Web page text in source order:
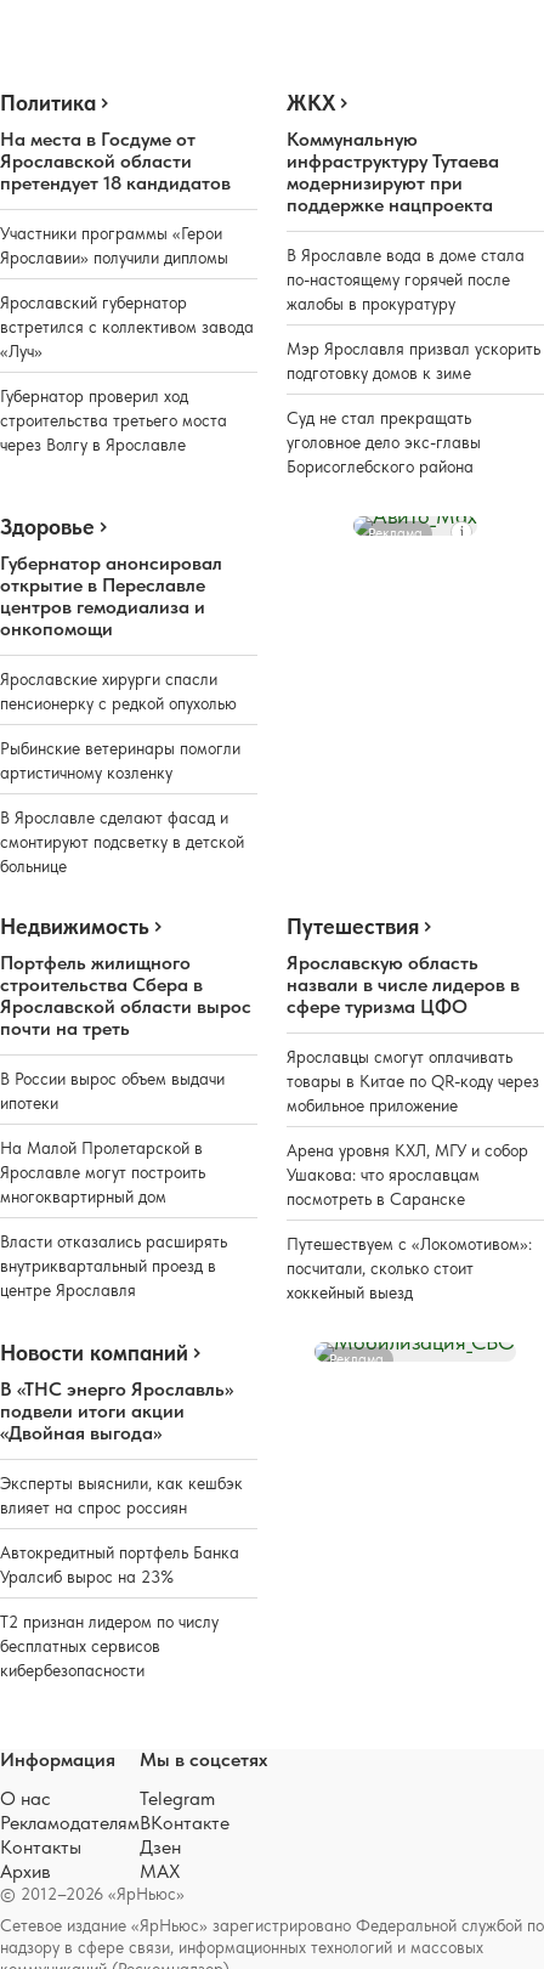
Политика
На места в Госдуме от
Ярославской области
претендует 18 кандидатов
Участники программы «Герои
Ярославии» получили дипломы
Ярославский губернатор
встретился с коллективом завода
«Луч»
Губернатор проверил ход
строительства третьего моста
через Волгу в Ярославле
ЖКХ
Коммунальную
инфраструктуру Тутаева
модернизируют при
поддержке нацпроекта
В Ярославле вода в доме стала
по-настоящему горячей после
жалобы в прокуратуру
Мэр Ярославля призвал ускорить
подготовку домов к зиме
Суд не стал прекращать
уголовное дело экс-главы
Борисоглебского района
Здоровье
Губернатор анонсировал
открытие в Переславле
центров гемодиализа и
онкопомощи
Ярославские хирурги спасли
пенсионерку с редкой опухолью
Рыбинские ветеринары помогли
артистичному козленку
В Ярославле сделают фасад и
смонтируют подсветку в детской
больнице
Реклама
Недвижимость
Портфель жилищного
строительства Сбера в
Ярославской области вырос
почти на треть
В России вырос объем выдачи
ипотеки
На Малой Пролетарской в
Ярославле могут построить
многоквартирный дом
Власти отказались расширять
внутриквартальный проезд в
центре Ярославля
Путешествия
Ярославскую область
назвали в числе лидеров в
сфере туризма ЦФО
Ярославцы смогут оплачивать
товары в Китае по QR-коду через
мобильное приложение
Арена уровня КХЛ, МГУ и собор
Ушакова: что ярославцам
посмотреть в Саранске
Путешествуем с «Локомотивом»:
посчитали, сколько стоит
хоккейный выезд
Новости компаний
В «ТНС энерго Ярославль»
подвели итоги акции
«Двойная выгода»
Эксперты выяснили, как кешбэк
влияет на спрос россиян
Автокредитный портфель Банка
Уралсиб вырос на 23%
Т2 признан лидером по числу
бесплатных сервисов
кибербезопасности
Реклама
© 2012–2026 «ЯрНьюс»
Сетевое издание «ЯрНьюс» зарегистрировано Федеральной службой по
надзору в сфере связи, информационных технологий и массовых
Информация
О нас
Рекламодателям
Контакты
Архив
Мы в соцсетях
Telegram
ВКонтакте
Дзен
MAX